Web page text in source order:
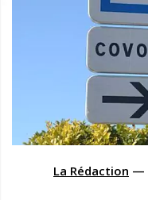
La Rédaction —